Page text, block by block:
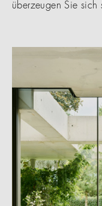
überzeugen Sie sich